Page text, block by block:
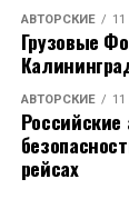
АВТОРСКИЕ
Грузовые
АВТОРСКИЕ
рейсах